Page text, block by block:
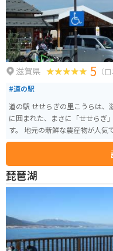
滋賀県 5 （
#道の駅
道の駅 せせらぎの里こうらは、
に囲まれた、まさに「せせらぎ
す。 地元の新鮮な農産物が人気で、特に朝採れ野菜は開店と同時に売り切れ
てしまうこともあるほどです。
は、蕎麦や猪肉を使った料理などが楽しめます。
駅には広い駐車場が完備されて
山など、ツーリングに最適なス
ほど近い、日野川の沿岸を走る道
土産には、地元産の近江茶や
琵琶湖